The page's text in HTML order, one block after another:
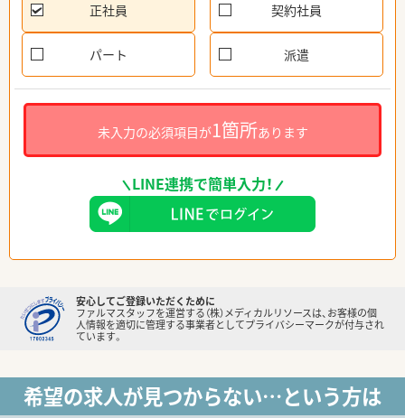
正社員 契約社員
パート 派遣
未入力の必須項目が1箇所あります
LINE連携で簡単入力！
安心してご登録いただくために
ファルマスタッフを運営する（株）メディカルリソースは、お客様の個
人情報を適切に管理する事業者としてプライバシーマークが付与され
ています。
希望の求人が見つからない…という方は